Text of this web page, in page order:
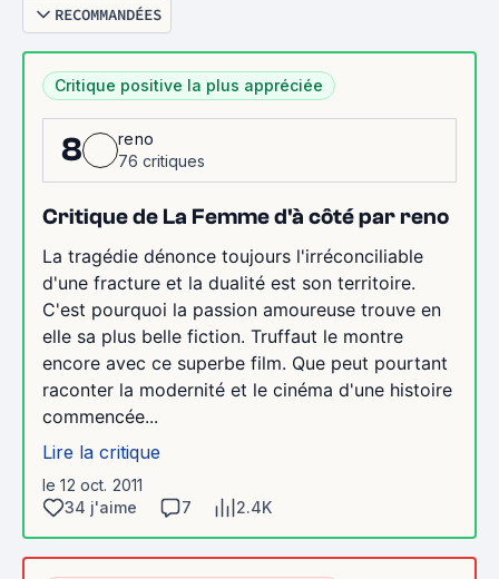
RECOMMANDÉES
Critique positive la plus appréciée
8
reno
76 critiques
Critique de La Femme d'à côté par reno
La tragédie dénonce toujours l'irréconciliable
d'une fracture et la dualité est son territoire.
C'est pourquoi la passion amoureuse trouve en
elle sa plus belle fiction. Truffaut le montre
encore avec ce superbe film. Que peut pourtant
raconter la modernité et le cinéma d'une histoire
commencée...
Lire la critique
le 12 oct. 2011
34 j'aime
7 2.4K